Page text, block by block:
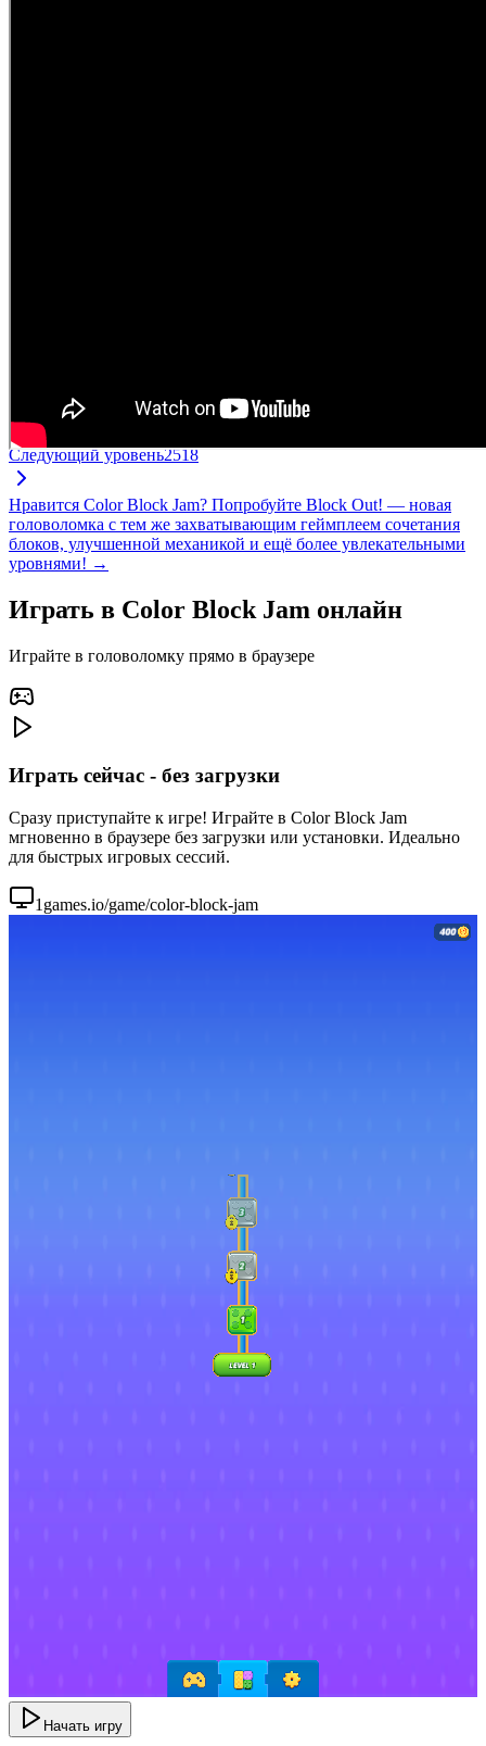
Следующий уровень2518
Нравится Color Block Jam? Попробуйте Block Out! — новая
головоломка с тем же захватывающим геймплеем сочетания
блоков, улучшенной механикой и ещё более увлекательными
уровнями! →
Играть в Color Block Jam онлайн
Играйте в головоломку прямо в браузере
Играть сейчас - без загрузки
Сразу приступайте к игре! Играйте в Color Block Jam
мгновенно в браузере без загрузки или установки. Идеально
для быстрых игровых сессий.
1games.io/game/color-block-jam
Начать игру